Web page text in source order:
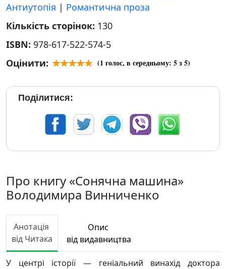
Антиутопія | Романтична проза
Кількість сторінок: 130
ISBN: 978-617-522-574-5
Оцінити:
(1 голос, в середньому: 5з 5)
Поділитися:
Про книгу «Сонячна машина»
Володимира Винниченко
Анотація
від Читака
Опис
від видавництва
У центрі історії — геніальний винахід доктора